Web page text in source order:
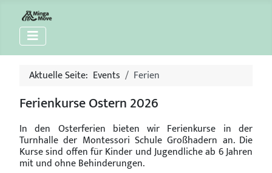
Aktuelle Seite: Events Ferien
Ferienkurse Ostern 2026
In den Osterferien bieten wir Ferienkurse in der
Turnhalle der Montessori Schule Großhadern an. Die
Kurse sind offen für Kinder und Jugendliche ab 6 Jahren
mit und ohne Behinderungen.